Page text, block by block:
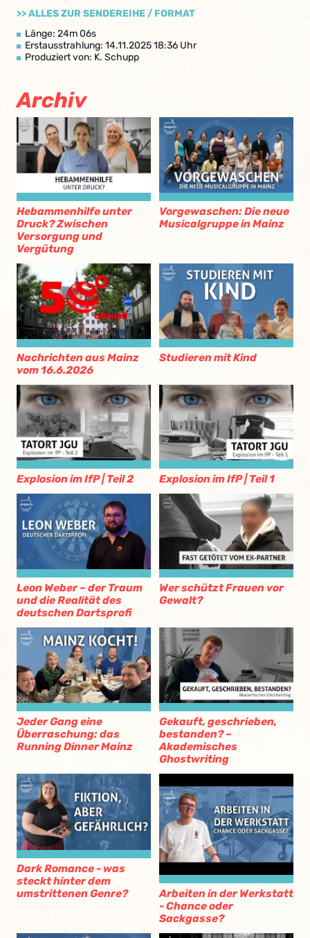
>> ALLES ZUR SENDEREIHE / FORMAT
Länge: 24m 06s
Erstausstrahlung: 14.11.2025 18:36 Uhr
Produziert von: K. Schupp
Archiv
Hebammenhilfe unter
Druck? Zwischen
Versorgung und
Vergütung
Vorgewaschen: Die neue
Musicalgruppe in Mainz
Nachrichten aus Mainz
vom 16.6.2026
Studieren mit Kind
Explosion im IfP | Teil 2 Explosion im IfP | Teil 1
Leon Weber – der Traum
und die Realität des
deutschen Dartsprofi
Wer schützt Frauen vor
Gewalt?
Jeder Gang eine
Überraschung: das
Running Dinner Mainz
Gekauft, geschrieben,
bestanden? –
Akademisches
Ghostwriting
Dark Romance - was
steckt hinter dem
umstrittenen Genre?
Arbeiten in der Werkstatt
- Chance oder
Sackgasse?